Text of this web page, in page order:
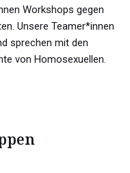
Workshops gegen
Unsere Teamer*innen
sprechen mit den
von Homosexuellen.